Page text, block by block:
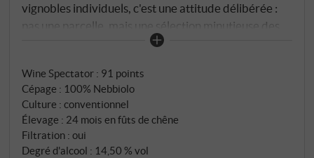
vignobles individuels, c'est une attitude délibérée :
pas une parcelle, mais une sélection minutieuse des
meilleurs vignobles de la maison. Rigueur et
poursuivies avec la même méticulosité dans la cave.
Sept générations d'expérience, un message clair.
100% Nebbiolo, vendanges manuelles entre le 5 et le
20 octobre – lorsque le nebbiolo atteint son point de
maturité dans les Langhe, pas avant. Fermentation
Wine Spectator : 91 points
Cépage : 100% Nebbiolo
Culture : conventionnel
Élevage : 24 mois en fûts de chêne
Filtration : oui
Degré d'alcool : 14,50 % vol